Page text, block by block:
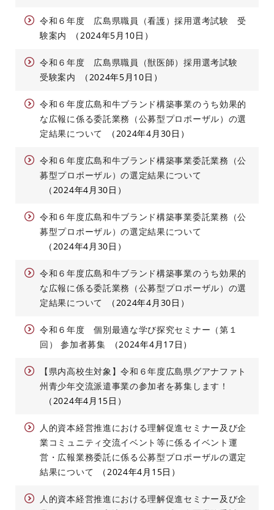
令和６年度 広島県職員（看護）採用選考試験 受
験案内
2024年5月10日
令和６年度 広島県職員（獣医師）採用選考試験
受験案内
2024年5月10日
令和６年度広島和牛ブランド構築事業のうち効果的
な広報に係る委託業務（公募型プロポーザル）の選
定結果について
2024年4月30日
令和６年度広島和牛ブランド構築事業委託業務（公
募型プロポーザル）の選定結果について
2024年4月30日
令和６年度広島和牛ブランド構築事業委託業務（公
募型プロポーザル）の選定結果について
2024年4月30日
令和６年度広島和牛ブランド構築事業のうち効果的
な広報に係る委託業務（公募型プロポーザル）の選
定結果について
2024年4月30日
令和６年度 個別最適な学び探究セミナー（第１
回） 参加者募集
2024年4月17日
【県内高校生対象】令和６年度広島県グアナファト
州青少年交流派遣事業の参加者を募集します！
2024年4月15日
人的資本経営推進における理解促進セミナー及び企
業コミュニティ交流イベント等に係るイベント運
営・広報業務委託に係る公募型プロポーザルの選定
結果について
2024年4月15日
人的資本経営推進における理解促進セミナー及び企